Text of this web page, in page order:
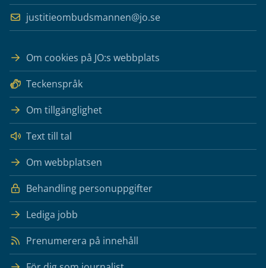
justitieombudsmannen@jo.se
Om cookies på JO:s webbplats
Teckenspråk
Om tillgänglighet
Text till tal
Om webbplatsen
Behandling personuppgifter
Lediga jobb
Prenumerera på innehåll